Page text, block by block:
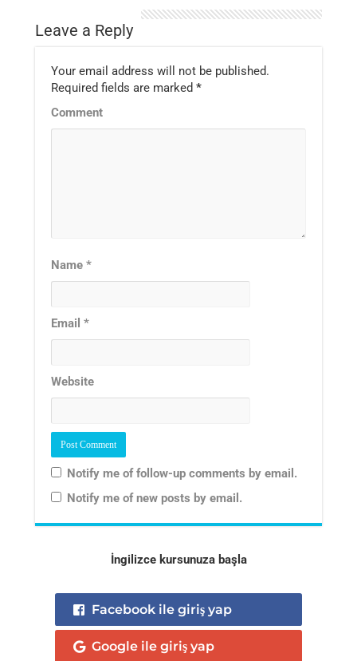
Leave a Reply
Your email address will not be published.
Required fields are marked *
Comment
Name *
Email *
Website
Notify me of follow-up comments by email.
Notify me of new posts by email.
İngilizce kursunuza başla
Facebook ile giriş yap
Google ile giriş yap